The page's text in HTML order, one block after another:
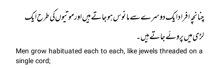
چنانچہ افراد ایک دوسرے سے مانوس ہو جاتے ہیں اور موتیوں کی طرح ایک
لڑی میں پروئے جاتے ہیں۔
Men grow habituated each to each, like jewels threaded on a
single cord;